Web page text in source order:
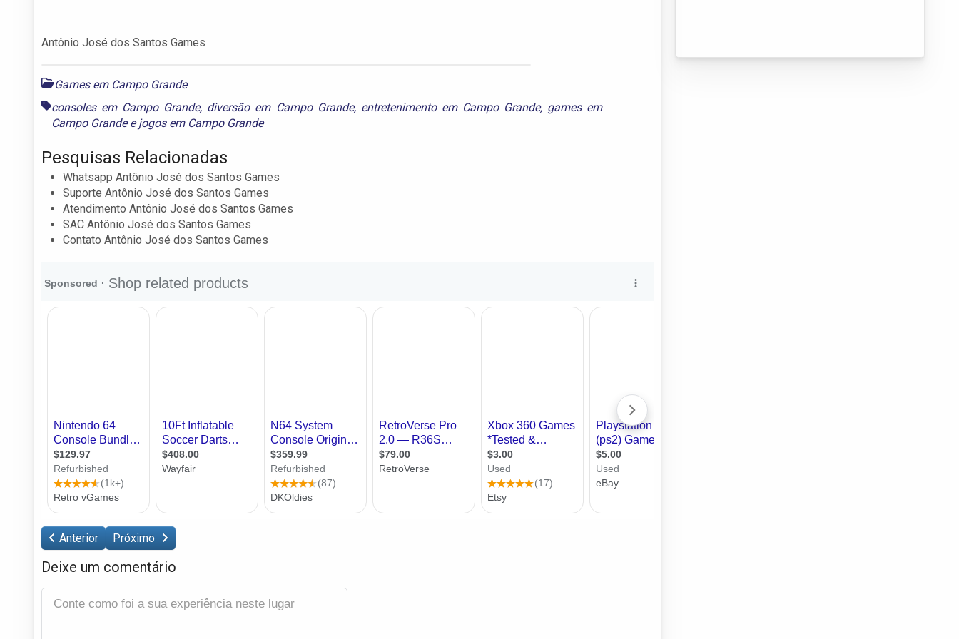
Antônio José dos Santos Games
Games em Campo Grande
consoles em Campo Grande, diversão em Campo Grande, entretenimento em Campo Grande, games em
Campo Grandeejogos em Campo Grande
Pesquisas Relacionadas
Whatsapp Antônio José dos Santos Games
Suporte Antônio José dos Santos Games
Atendimento Antônio José dos Santos Games
SAC Antônio José dos Santos Games
Contato Antônio José dos Santos Games
Anterior Próximo
Deixe um comentário